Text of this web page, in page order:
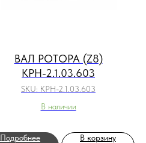
ВАЛ РОТОРА (Z8)
КРН-2.1.03.603
SKU: КРН-2.1.03.603
В наличии
Подробнее В корзину